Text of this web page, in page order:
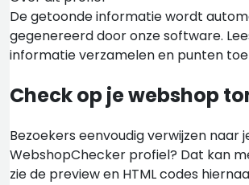
De getoonde informatie wordt
gegenereerd door onze software.
informatie verzamelen en punten
Check op je webshop
Bezoekers eenvoudig verwijzen naar
WebshopChecker profiel? Dat kan
zie de preview en HTML codes